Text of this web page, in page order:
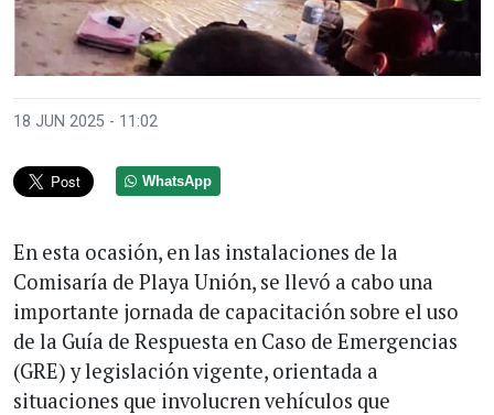
18 JUN 2025 - 11:02
WhatsApp
En esta ocasión, en las instalaciones de la
Comisaría de Playa Unión, se llevó a cabo una
importante jornada de capacitación sobre el uso
de la Guía de Respuesta en Caso de Emergencias
(GRE) y legislación vigente, orientada a
situaciones que involucren vehículos que